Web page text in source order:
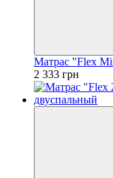
Матрас "Flex
2 333 грн